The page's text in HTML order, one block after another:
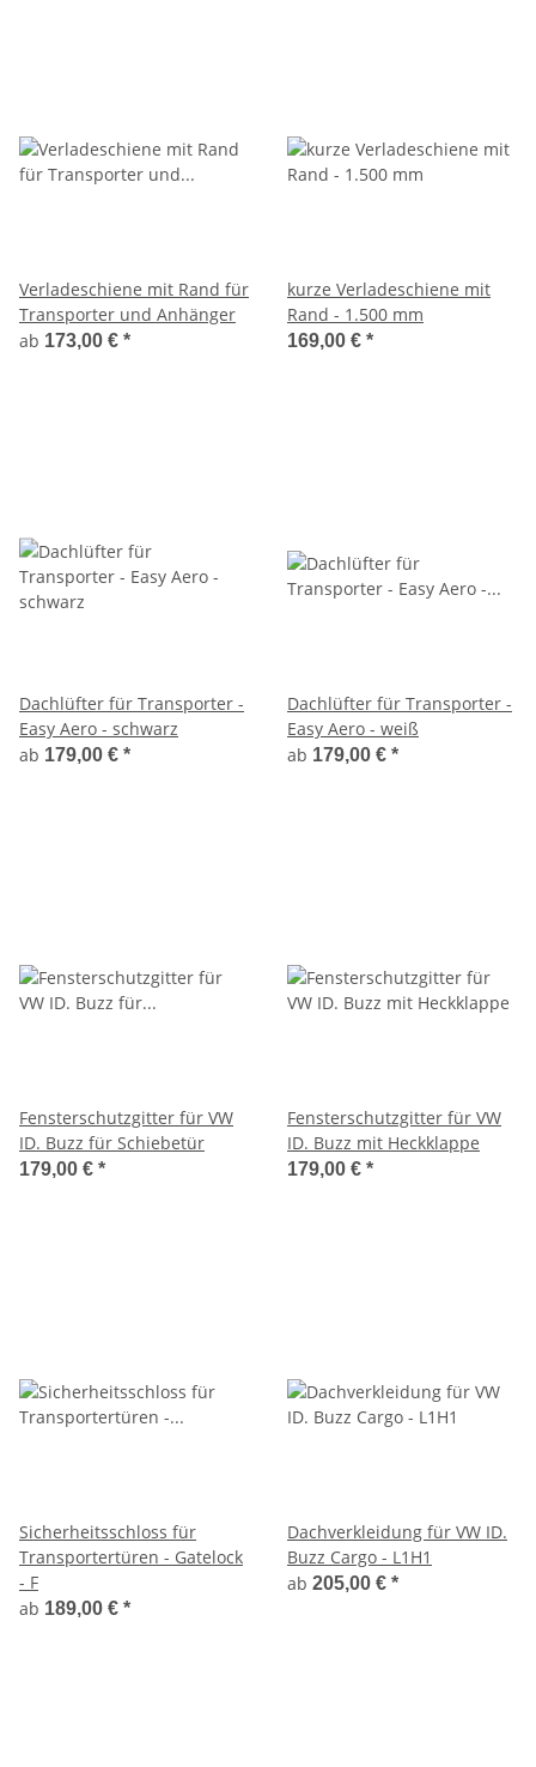
Verladeschiene mit Rand für
Transporter und Anhänger
ab 173,00 € *
kurze Verladeschiene mit
Rand - 1.500 mm
169,00 € *
Dachlüfter für Transporter -
Easy Aero - schwarz
ab 179,00 € *
Dachlüfter für Transporter -
Easy Aero - weiß
ab 179,00 € *
Fensterschutzgitter für VW
ID. Buzz für Schiebetür
179,00 € *
Fensterschutzgitter für VW
ID. Buzz mit Heckklappe
179,00 € *
Sicherheitsschloss für
Transportertüren - Gatelock
- F
ab 189,00 € *
Dachverkleidung für VW ID.
Buzz Cargo - L1H1
ab 205,00 € *